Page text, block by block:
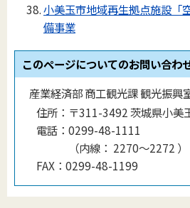
小美玉市地域再生拠点施設「
備事業
このページについてのお問い合わ
産業経済部 商工観光課 観光振興
住所： 〒311-3492 茨城県小美
電話： 0299-48-1111
（内線 ： 2270～2272 ）
FAX： 0299-48-1199